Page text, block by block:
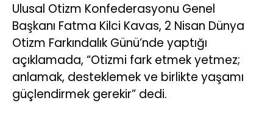
Ulusal Otizm Konfederasyonu Genel
Başkanı Fatma Kilci Kavas, 2 Nisan Dünya
Otizm Farkındalık Günü’nde yaptığı
açıklamada, “Otizmi fark etmek yetmez;
anlamak, desteklemek ve birlikte yaşamı
güçlendirmek gerekir” dedi.